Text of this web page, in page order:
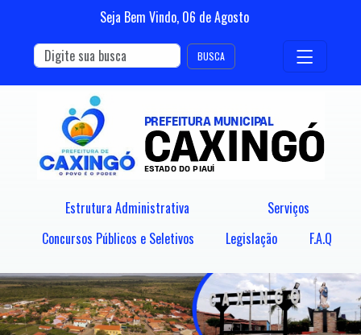
Seja Bem Vindo, 06 deAgosto
BUSCA
Estrutura Administrativa
Serviços
Concursos Públicos e Seletivos
Legislação F.A.Q